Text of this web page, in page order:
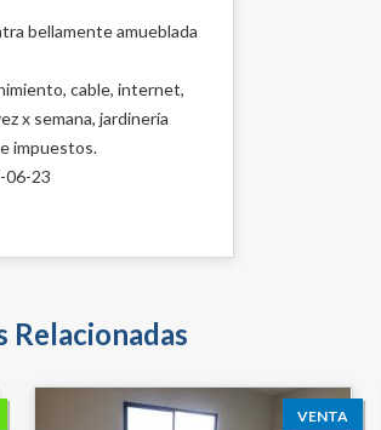
bellamente amueblada
cable, internet,
x semana, jardinería
impuestos.
06-23
Relacionadas
VENTA